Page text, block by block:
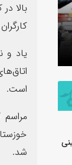
بالا
یاد و
است.
شد.
در خصوص